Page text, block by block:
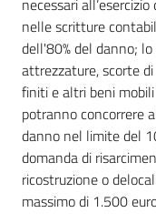
necessari
nelle scritture
dell'80% del danno;
attrezzature, scorte
finiti e altri beni
potranno concorrere
danno nel limite del
domanda di
ricostruzione o
massimo di 1.500